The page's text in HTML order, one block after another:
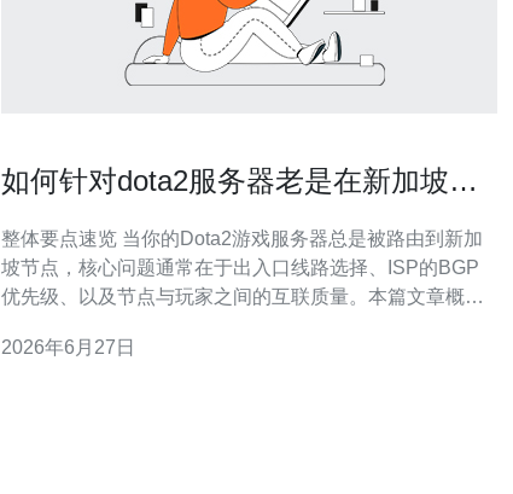
如何针对dota2服务器老是在新加坡做
整体要点速览 当你的Dota2游戏服务器总是被路由到新加
坡节点，核心问题通常在于出入口线路选择、ISP的BGP
优先级、以及节点与玩家之间的互联质量。本篇文章概述
择合适的VPS或主机机房、通过BGP调优或多线接入改善
2026年6月27日